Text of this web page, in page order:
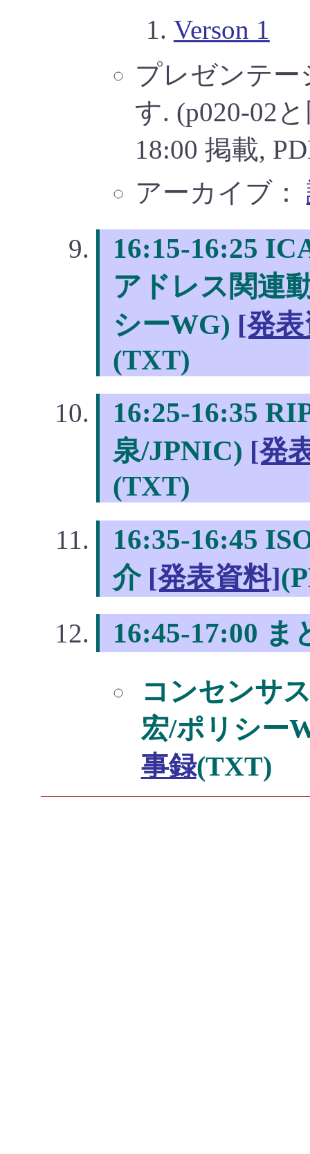
Verson 1
プレゼンテ
す. (p020-02
18:00 掲載,
アーカイブ：
16:15-16:25
アドレス関連
シーWG) [発
(TXT)
16:25-16:35
泉/JPNIC) [発
(TXT)
16:35-16:45
介 [発表資料]
16:45-17:00 ま
コンセンサ
宏/ポリシー
事録(TXT)